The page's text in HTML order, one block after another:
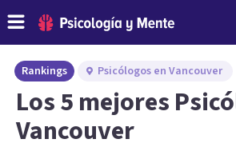
Rankings Psicólogos en Vancouver
Los 5 mejores
Vancouver